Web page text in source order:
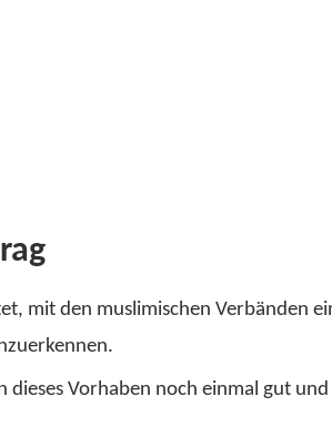
mit den muslimischen Verbänden
Vorhaben noch einmal gut